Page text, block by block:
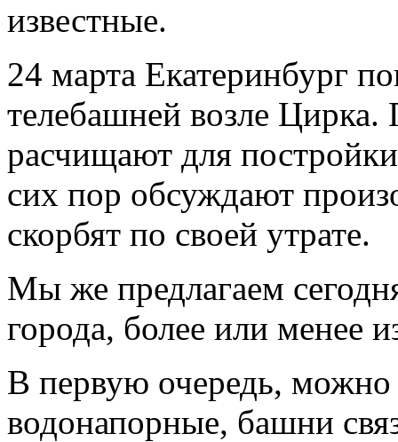
известные.
24 марта Екатеринбург
телебашней возле
расчищают для
сих пор обсуждают
скорбят по своей утрате.
Мы же предлагаем
города, более или менее
В первую очередь, можно
водонапорные, башни